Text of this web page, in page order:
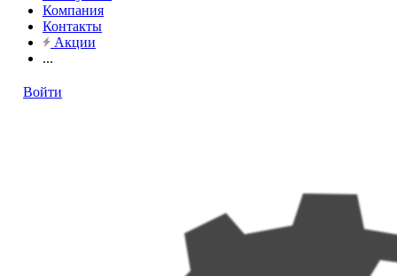
Компания
Контакты
Акции
...
Войти